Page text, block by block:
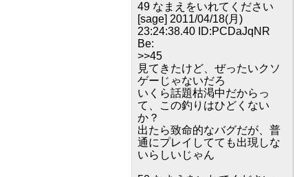
49 なまえをいれてください
[sage] 2011/04/18(月)
23:24:38.40 ID:PCDaJqNR
Be:
>>45
見てきたけど、ぜったいクソ
ゲーじゃないだろ
いくら話題枯渇中だからっ
て、この釣りはひどくない
か？
出たら致命的なバグだが、普
通にプレイしてても出現しな
いらしいじゃん